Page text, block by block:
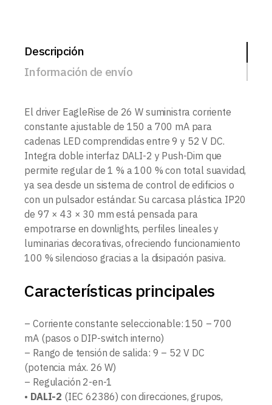
Descripción
Información de envío
El driver EagleRise de 26 W suministra corriente
constante ajustable de 150 a 700 mA para
cadenas LED comprendidas entre 9 y 52 V DC.
Integra doble interfaz DALI-2 y Push-Dim que
permite regular de 1 % a 100 % con total suavidad,
ya sea desde un sistema de control de edificios o
con un pulsador estándar. Su carcasa plástica IP20
de 97 × 43 × 30 mm está pensada para
empotrarse en downlights, perfiles lineales y
luminarias decorativas, ofreciendo funcionamiento
100 % silencioso gracias a la disipación pasiva.
Características principales
– Corriente constante seleccionable: 150 – 700
mA (pasos o DIP-switch interno)
– Rango de tensión de salida: 9 – 52 V DC
(potencia máx. 26 W)
– Regulación 2-en-1
• DALI-2 (IEC 62386) con direcciones, grupos,